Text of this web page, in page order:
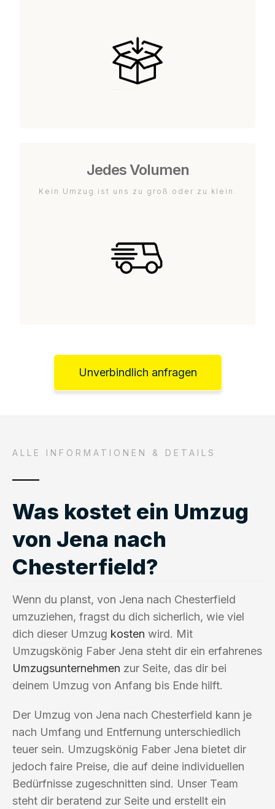
Jedes Volumen
Kein Umzug ist uns zu groß oder zu klein.
Unverbindlich anfragen
ALLE INFORMATIONEN & DETAILS
Was kostet ein Umzug
von Jena nach
Chesterfield?
Wenn du planst, von Jena nach Chesterfield
umzuziehen, fragst du dich sicherlich, wie viel
dich dieser Umzug kosten wird. Mit
Umzugskönig Faber Jena steht dir ein erfahrenes
Umzugsunternehmen zur Seite, das dir bei
deinem Umzug von Anfang bis Ende hilft.
Der Umzug von Jena nach Chesterfield kann je
nach Umfang und Entfernung unterschiedlich
teuer sein. Umzugskönig Faber Jena bietet dir
jedoch faire Preise, die auf deine individuellen
Bedürfnisse zugeschnitten sind. Unser Team
steht dir beratend zur Seite und erstellt ein